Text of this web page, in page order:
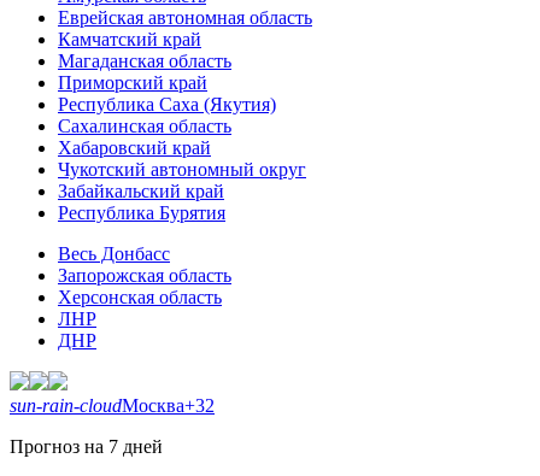
Еврейская автономная область
Камчатский край
Магаданская область
Приморский край
Республика Саха (Якутия)
Сахалинская область
Хабаровский край
Чукотский автономный округ
Забайкальский край
Республика Бурятия
Весь Донбасс
Запорожская область
Херсонская область
ЛНР
ДНР
sun-rain-cloudМосква+32
Прогноз на 7 дней